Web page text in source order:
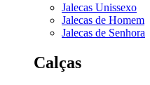
Jalecas Unissexo
Jalecas de Homem
Jalecas de Senhora
Calças